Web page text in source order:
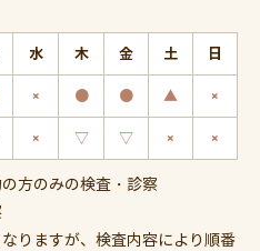
水 木 金 土 日
× ● ● ▲ ×
× ▽ ▽ × ×
方のみの検査・診察
りますが、検査内容により順番